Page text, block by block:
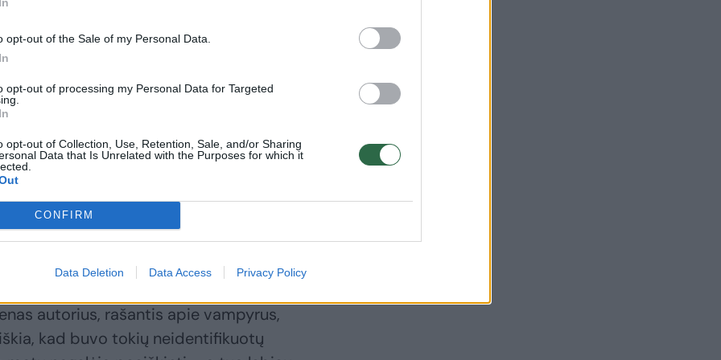
opt-out of the Sale of my Personal Data.
opt-out of processing my Personal Data for Targeted
opt-out of Collection, Use, Retention, Sale, and/or Sharing
Data that Is Unrelated with the Purposes for which it
CONFIRM
Data Deletion Data Access Privacy Policy
krūtinės skausmas ir raudonos
buvo dar daugiau. Čia taip pat
viena moteris mirė, o vėliau atgimė
aukos kentėjo nuo blyškumo,
ir svorio kritimo.
paaiškinti gana stipriai paplitusi liga
infekcija. Tačiau tuberkuliozė XIX a. jau
autorius, rašantis apie vampyrus,
kad buvo tokių neidentifikuotų